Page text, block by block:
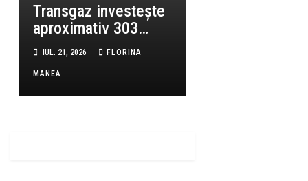
Transgaz investește
aproximativ 303
milioane de lei în
conducta Tetila–
Horezu–Râmnicu
Vâlcea
IUL. 21, 2026 FLORINA
MANEA